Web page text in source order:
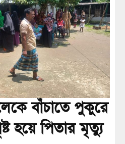
বাঁচাতে পুকুরে
হয়ে পিতার মৃত্যু